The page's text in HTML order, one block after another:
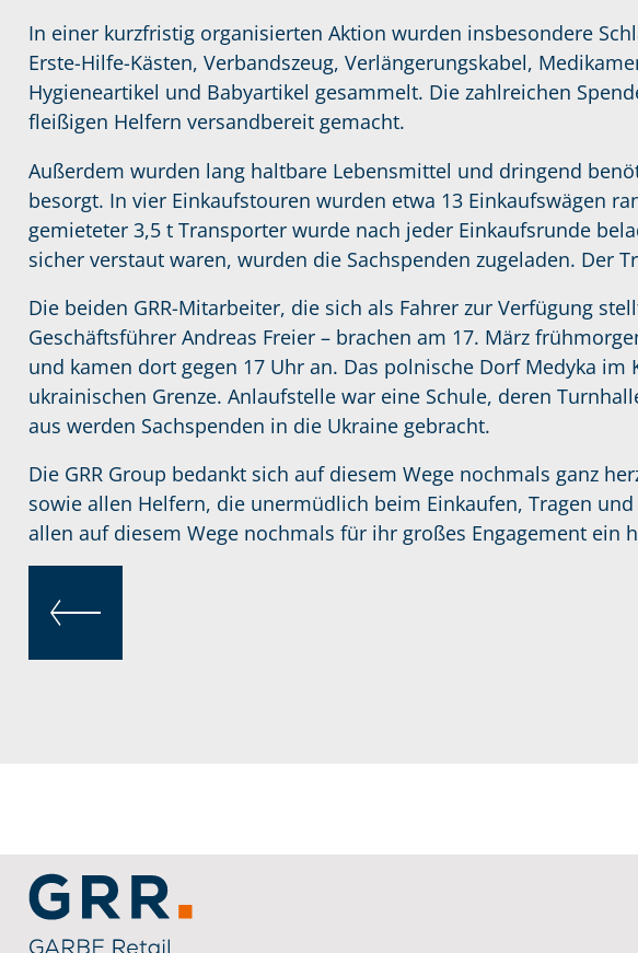
In einer kurzfristig organisierten Aktion wurden insbesondere
Erste-Hilfe-Kästen, Verbandszeug, Verlängerungskabel,
Hygieneartikel und Babyartikel gesammelt. Die zahlreichen
fleißigen Helfern versandbereit gemacht.
Außerdem wurden lang haltbare Lebensmittel und dringend
besorgt. In vier Einkaufstouren wurden etwa 13 Einkaufswägen
gemieteter 3,5 t Transporter wurde nach jeder Einkaufsrunde
sicher verstaut waren, wurden die Sachspenden zugeladen. Der
Die beiden GRR-Mitarbeiter, die sich als Fahrer zur Verfügung
Geschäftsführer Andreas Freier – brachen am 17. März
und kamen dort gegen 17 Uhr an. Das polnische Dorf Medyka
ukrainischen Grenze. Anlaufstelle war eine Schule, deren
aus werden Sachspenden in die Ukraine gebracht.
Die GRR Group bedankt sich auf diesem Wege nochmals ganz
sowie allen Helfern, die unermüdlich beim Einkaufen, Tragen
allen auf diesem Wege nochmals für ihr großes Engagement ein
ZURÜCK